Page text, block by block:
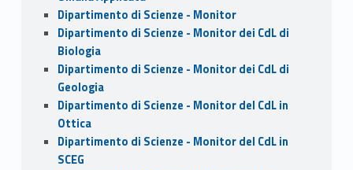
Dipartimento di Scienze - Monitor
Dipartimento di Scienze - Monitor dei CdL di
Biologia
Dipartimento di Scienze - Monitor dei CdL di
Geologia
Dipartimento di Scienze - Monitor del CdL in
Ottica
Dipartimento di Scienze - Monitor del CdL in
SCEG